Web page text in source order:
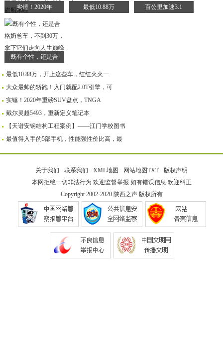
实锤！2020年 最低10.88万 百公里加速3.1
既有个性，还是合
最低10.88万，开上这些车，红红火火一
大众最帅的轿跑！入门就配2.0T引擎，可
实锤！2020年重磅SUV盘点，TNGA
戴尔灵越5493，重新定义笔记本
【天谱安钢结构工程案例】——江门学校图书
最值得入手的5部手机，性能强性价比高，最
关于我们 - 联系我们 - XML地图 - 网站地图TXT- 版权声明
本网拒绝一切非法行为 欢迎监督举报 如有错误信息 欢迎纠正
Copyright 2002-2020 陕西之声版权所有